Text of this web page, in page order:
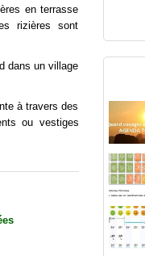
en terrasse
rizières sont
dans un village
à travers des
ou vestiges